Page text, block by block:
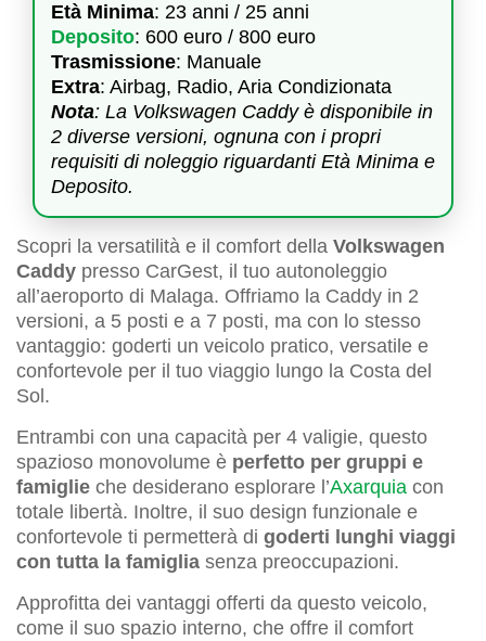
Età Minima: 23 anni / 25 anni
Deposito: 600 euro / 800 euro
Trasmissione: Manuale
Extra: Airbag, Radio, Aria Condizionata
Nota: La Volkswagen Caddy è disponibile in
2 diverse versioni, ognuna con i propri
requisiti di noleggio riguardanti Età Minima e
Deposito.
Scopri la versatilità e il comfort della Volkswagen
Caddy presso CarGest, il tuo autonoleggio
all’aeroporto di Malaga. Offriamo la Caddy in 2
versioni, a 5 posti e a 7 posti, ma con lo stesso
vantaggio: goderti un veicolo pratico, versatile e
confortevole per il tuo viaggio lungo la Costa del
Sol.
Entrambi con una capacità per 4 valigie, questo
spazioso monovolume è perfetto per gruppi e
famiglie che desiderano esplorare l’Axarquia con
totale libertà. Inoltre, il suo design funzionale e
confortevole ti permetterà di goderti lunghi viaggi
con tutta la famiglia senza preoccupazioni.
Approfitta dei vantaggi offerti da questo veicolo,
come il suo spazio interno, che offre il comfort